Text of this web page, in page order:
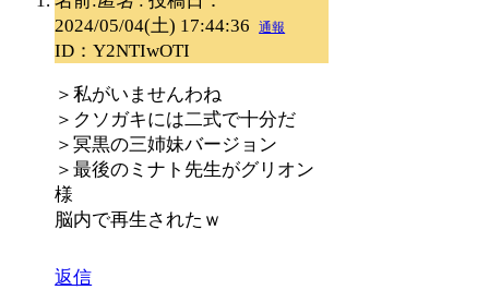
2024/05/04(土) 17:44:36
通報
ID：Y2NTIwOTI
＞私がいませんわね
＞クソガキには二式で十分だ
＞冥黒の三姉妹バージョン
＞最後のミナト先生がグリオン
様
脳内で再生されたｗ
返信